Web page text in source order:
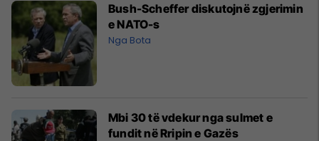
Bush-Scheffer diskutojnë zgjerimin
e NATO-s
Nga Bota
Mbi 30 të vdekur nga sulmet e
fundit në Rripin e Gazës